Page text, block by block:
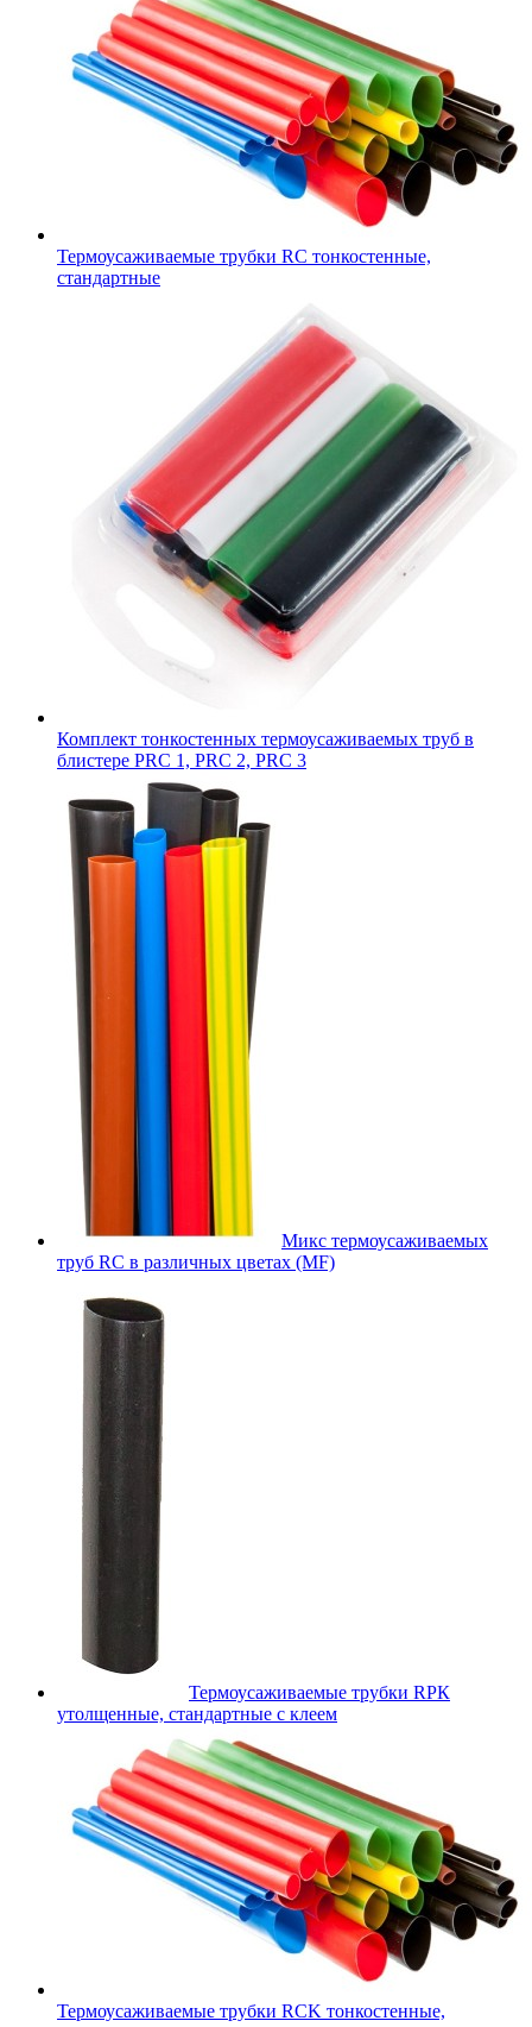
Термоусаживаемые трубки RC тонкостенные,
стандартные
Комплект тонкостенных термоусаживаемых труб в
блистере PRC 1, PRC 2, PRC 3
Микс термоусаживаемых
труб RC в различных цветах (MF)
Термоусаживаемые трубки RPК
утолщенные, стандартные с клеем
Термоусаживаемые трубки RCK тонкостенные,